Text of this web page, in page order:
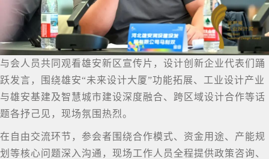
与会人员共同观看雄安新区宣传片，设计创新企业代表们踊
跃发言，围绕雄安“未来设计大厦”功能拓展、工业设计产业
与雄安基建及智慧城市建设深度融合、跨区域设计合作等话
题各抒己见，现场氛围热烈。
在自由交流环节，参会者围绕合作模式、资金用途、产能规
划等核心问题深入沟通，现场工作人员全程提供政策咨询、